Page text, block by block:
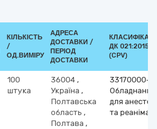
КІЛЬКІСТЬ
/
ОД.ВИМІРУ
АДРЕСА
ДОСТАВКИ /
ПЕРІОД
ДОСТАВКИ
ДК 021:2015
(CPV)
100
штука
36004 ,
Україна ,
Полтавська
область ,
Полтава ,
33170000-2
Обладнання
для
та